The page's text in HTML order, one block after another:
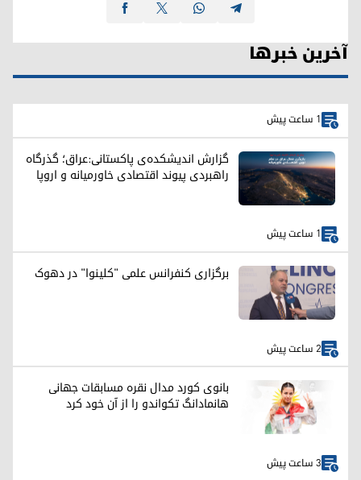
آخرین خبرها
1 ساعت پیش
گزارش اندیشکده‌ی پاکستانی:عراق؛ گذرگاه
راهبردی پیوند اقتصادی خاورمیانه و اروپا
1 ساعت پیش
برگزاری کنفرانس علمی "کلینوا" در دهوک
2 ساعت پیش
بانوی کورد مدال نقره مسابقات جهانی
هانمادانگ تکواندو را از آن خود کرد
3 ساعت پیش